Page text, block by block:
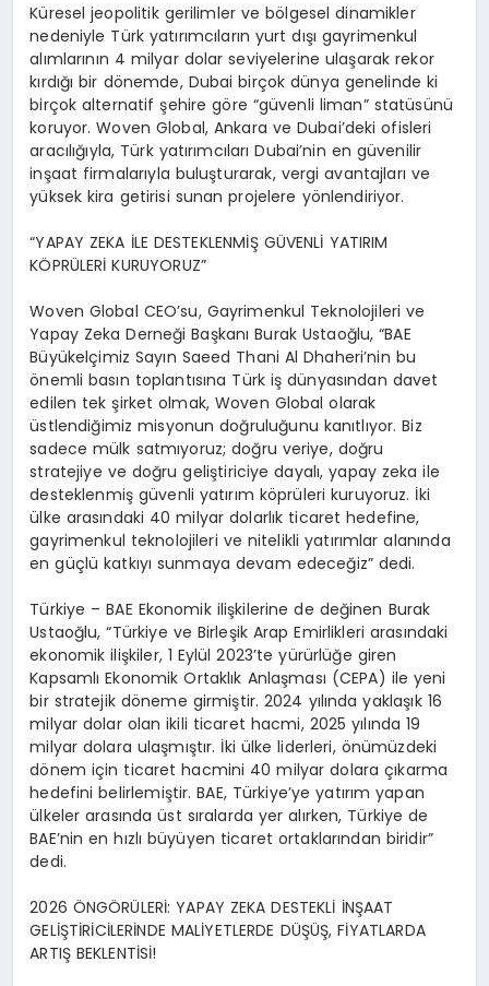
Küresel jeopolitik gerilimler ve bölgesel dinamikler
nedeniyle Türk yatırımcıların yurt dışı gayrimenkul
alımlarının 4 milyar dolar seviyelerine ulaşarak rekor
kırdığı bir dönemde, Dubai birçok dünya genelinde ki
birçok alternatifşehire göre “güvenli liman” statüsünü
koruyor.Woven Global, Ankara ve Dubai’deki ofisleri
aracılığıyla, Türk yatırımcıları Dubai’nin en güvenilir
inşaat firmalarıyla buluşturarak, vergi avantajları ve
yüksek kira getirisi sunan projelere yönlendiriyor.
“YAPAY ZEKA İLE DESTEKLENMİŞ GÜVENLİ YATIRIM
KÖPRÜLERİ KURUYORUZ”
Woven Global CEO’su, Gayrimenkul Teknolojileri ve
Yapay Zeka Derneği Başkanı Burak Ustaoğlu,“BAE
Büyükelçimiz Sayın Saeed Thani AlDhaheri’nin bu
önemli basın toplantısına Türk iş dünyasından davet
edilen tek şirket olmak, Woven Global olarak
üstlendiğimiz misyonun doğruluğunu kanıtlıyor. Biz
sadece mülk satmıyoruz; doğru veriye, doğru
stratejiye ve doğru geliştiriciye dayalı, yapay zeka ile
desteklenmiş güvenli yatırım köprüleri kuruyoruz. İki
ülke arasındaki 40 milyar dolarlık ticaret hedefine,
gayrimenkul teknolojileri ve nitelikli yatırımlar alanında
en güçlü katkıyı sunmaya devam edeceğiz” dedi.
Türkiye – BAE Ekonomik ilişkilerine de değinen Burak
Ustaoğlu,“Türkiye ve Birleşik Arap Emirlikleri arasındaki
ekonomik ilişkiler, 1 Eylül 2023’te yürürlüğe giren
Kapsamlı Ekonomik Ortaklık Anlaşması (CEPA) ile yeni
bir stratejik döneme girmiştir. 2024 yılında yaklaşık 16
milyar dolar olan ikili ticaret hacmi, 2025 yılında 19
milyar dolara ulaşmıştır. İki ülke liderleri, önümüzdeki
dönem için ticaret hacmini 40 milyar dolara çıkarma
hedefini belirlemiştir. BAE, Türkiye’ye yatırım yapan
ülkeler arasında üst sıralarda yer alırken, Türkiye de
BAE’nin en hızlı büyüyen ticaret ortaklarından biridir”
dedi.
2026 ÖNGÖRÜLERİ: YAPAY ZEKA DESTEKLİ İNŞAAT
GELİŞTİRİCİLERİNDE MALİYETLERDE DÜŞÜŞ, FİYATLARDA
ARTIŞ BEKLENTİSİ!